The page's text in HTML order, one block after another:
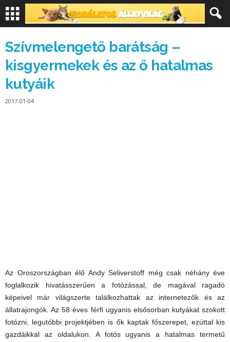
Szívmelengető barátság –
kisgyermekek és az ő hatalmas
kutyáik
2017-01-04
Az Oroszországban élő Andy Seliverstoff még csak néhány éve
foglalkozik hivatásszerűen a fotózással, de magával ragadó
képeivel már világszerte találkozhattak az internetezők és az
állatrajongók. Az 58 éves férfi ugyanis elsősorban kutyákat szokott
fotózni, legutóbbi projektjében is ők kaptak főszerepet, ezúttal kis
gazdáikkal az oldalukon. A fotós ugyanis a hatalmas termetű